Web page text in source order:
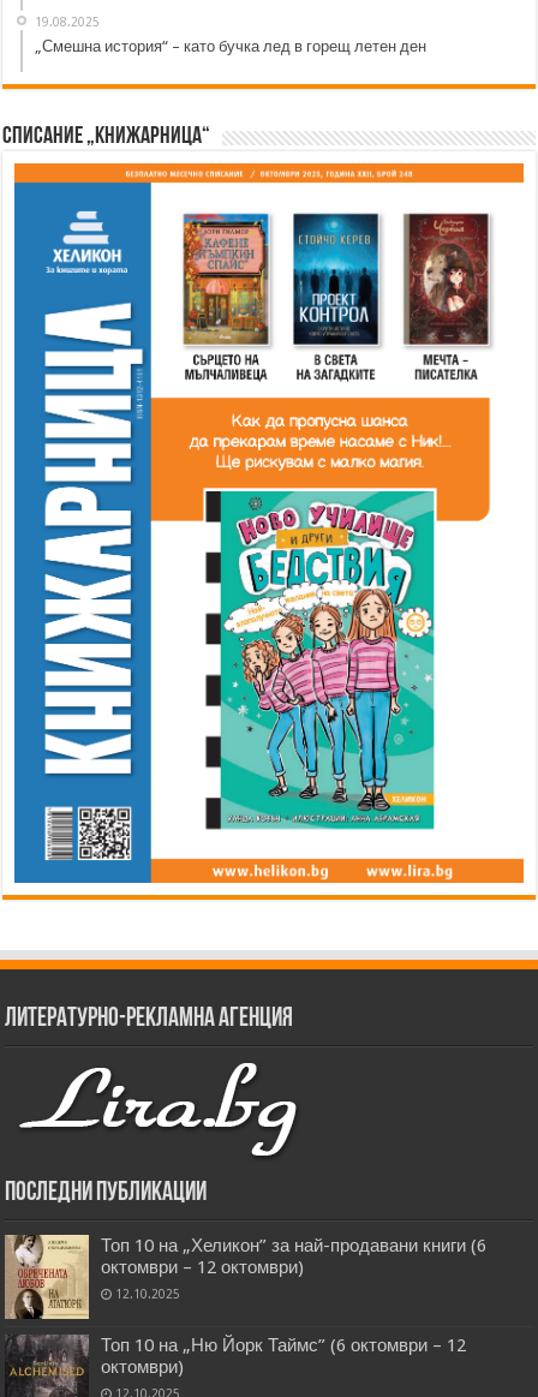
19.08.2025
„Смешна история“ – като бучка лед в горещ летен ден
Списание „Книжарница“
Литературно-рекламна агенция
Последни публикации
Топ 10 на „Хеликон” за най-продавани книги (6
октомври – 12 октомври)
12.10.2025
Топ 10 на „Ню Йорк Таймс” (6 октомври – 12
октомври)
12.10.2025